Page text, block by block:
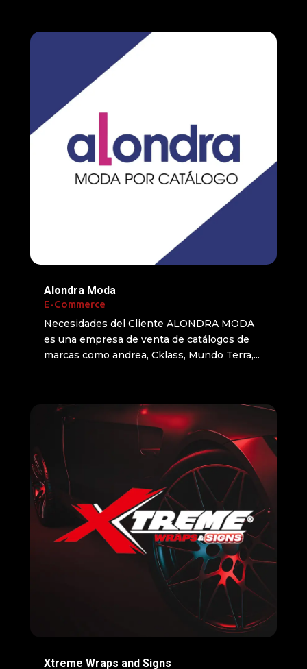
Alondra Moda
E-Commerce
Necesidades del Cliente ALONDRA MODA
es una empresa de venta de catálogos de
marcas como andrea, Cklass, Mundo Terra,...
Xtreme Wraps and Signs